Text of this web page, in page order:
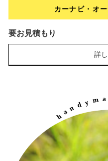
車いす
詳
b cycle
カーナビ・オ
要お見積もり
詳
handym a